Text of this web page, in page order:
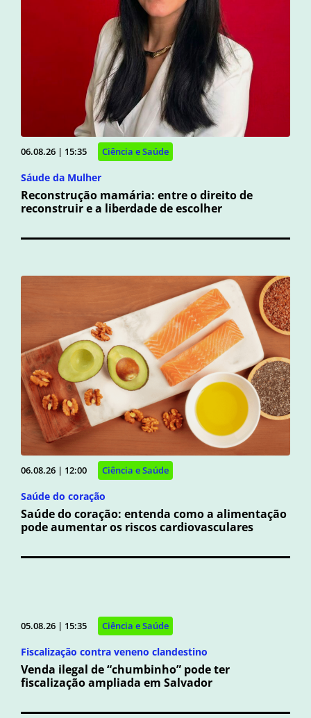
06.08.26 | 15:35 Ciência e Saúde
Sáude da Mulher
Reconstrução mamária: entre o direito de
reconstruir e a liberdade de escolher
06.08.26 | 12:00 Ciência e Saúde
Saúde do coração
Saúde do coração: entenda como a alimentação
pode aumentar os riscos cardiovasculares
05.08.26 | 15:35 Ciência e Saúde
Fiscalização contra veneno clandestino
Venda ilegal de “chumbinho” pode ter
fiscalização ampliada em Salvador